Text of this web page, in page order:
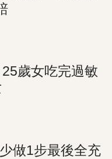
歲女吃完過敏
做1步最後全充